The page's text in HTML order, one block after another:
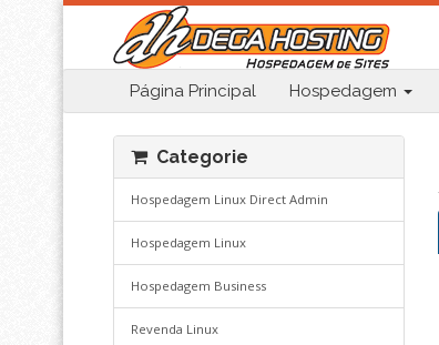
Página Principal Hospedagem
Categorie
Hospedagem Linux Direct Admin
Hospedagem Linux
Hospedagem Business
Revenda Linux